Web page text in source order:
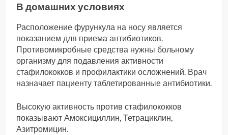
В домашних условиях
Расположение фурункула на носу является
показанием для приема антибиотиков.
Противомикробные средства нужны больному
организму для подавления активности
стафилококков и профилактики осложнений. Врач
назначает пациенту таблетированные антибиотики.
Высокую активность против стафилококков
показывают Амоксициллин, Тетрациклин,
Азитромицин.